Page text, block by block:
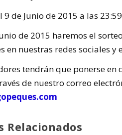
9 de Junio de 2015 a las
de 2015 haremos el
en nuestras redes sociales y
tendrán que ponerse
de nuestro correo
Relacionados